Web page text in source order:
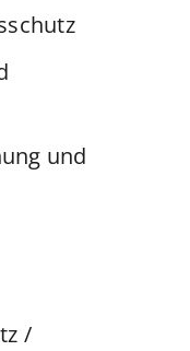
und
/